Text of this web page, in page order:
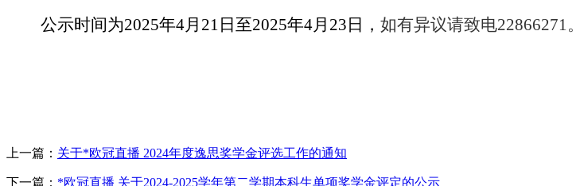
公示时间为2025年4月21日至2025年4月23日， 如有异议请致电22866271。
上一篇： 关于*欧冠直播 2024年度逸思奖学金评选工作的通知
下一篇： *欧冠直播 关于2024-2025学年第二学期本科生单项奖学金评定的公示